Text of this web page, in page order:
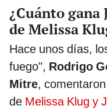
¿Cuánto gana
de Melissa
Hace unos días,
fuego", Rodrigo
Mitre,
de Melissa Klug y